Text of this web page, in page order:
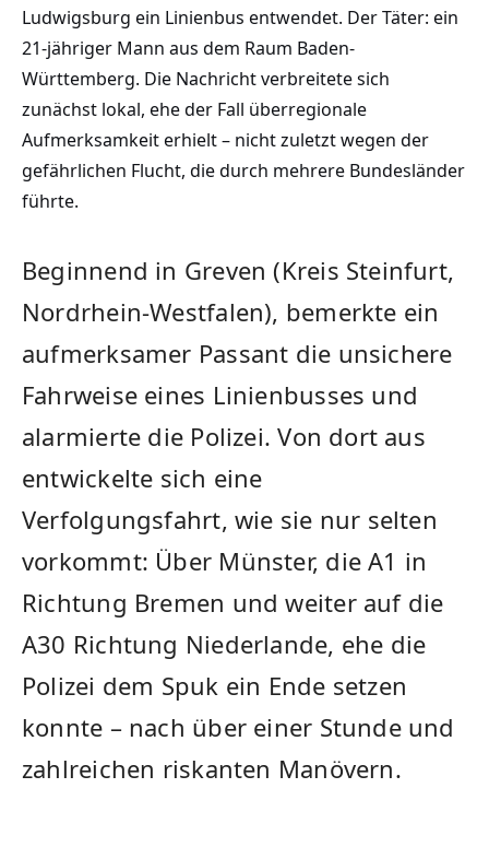
Ludwigsburg ein Linienbus entwendet. Der Täter: ein
21-jähriger Mann aus dem Raum Baden-
Württemberg. Die Nachricht verbreitete sich
zunächst lokal, ehe der Fall überregionale
Aufmerksamkeit erhielt – nicht zuletzt wegen der
gefährlichen Flucht, die durch mehrere Bundesländer
führte.
Beginnend in Greven (Kreis Steinfurt,
Nordrhein-Westfalen), bemerkte ein
aufmerksamer Passant die unsichere
Fahrweise eines Linienbusses und
alarmierte die Polizei. Von dort aus
entwickelte sich eine
Verfolgungsfahrt, wie sie nur selten
vorkommt: Über Münster, die A1 in
Richtung Bremen und weiter auf die
A30 Richtung Niederlande, ehe die
Polizei dem Spuk ein Ende setzen
konnte – nach über einer Stunde und
zahlreichen riskanten Manövern.